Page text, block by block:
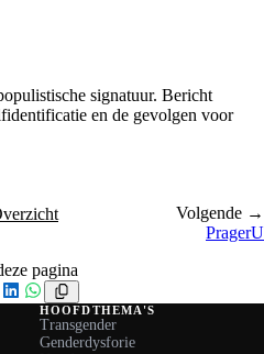
signatuur. Bericht
en de gevolgen voor
Volgende →
PragerU
pagina
WhatsApp
HOOFDTHEMA'S
Transgender
Genderdysforie